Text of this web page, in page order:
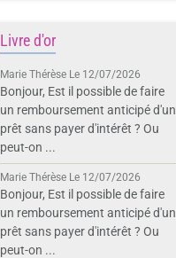
Livre d'or
Marie Thérèse Le 12/07/2026
Bonjour, Est il possible de faire
un remboursement anticipé d'un
prêt sans payer d'intérêt ? Ou
peut-on ...
Marie Thérèse Le 12/07/2026
Bonjour, Est il possible de faire
un remboursement anticipé d'un
prêt sans payer d'intérêt ? Ou
peut-on ...